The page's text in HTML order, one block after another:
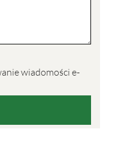
wiadomości e-